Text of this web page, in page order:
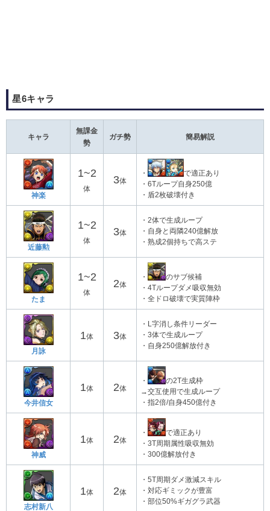
星6キャラ
キャラ
無課金
勢
ガチ勢 簡易解説
神楽
1~2
体
3体
・
で適正あり
・6Tループ自身250億
・盾2枚破壊付き
近藤勲
1~2
体
3体
・2体で生成ループ
・自身と両隣240億解放
・熟成2個持ちで高ステ
たま
1~2
体
2体
・
のサブ候補
・4Tループダメ吸収無効
・全ドロ破壊で実質陣枠
月詠
1体 3体
・L字消し条件リーダー
・3体で生成ループ
・自身250億解放付き
今井信女
1体 2体
・
の2T生成枠
→交互使用で生成ループ
・指2倍/自身450億付き
神威
1体 2体
・
で適正あり
・3T周期属性吸収無効
・300億解放付き
志村新八
1体 2体
・5T周期ダメ激減スキル
・対応ギミックが豊富
・部位50%ギガグラ武器